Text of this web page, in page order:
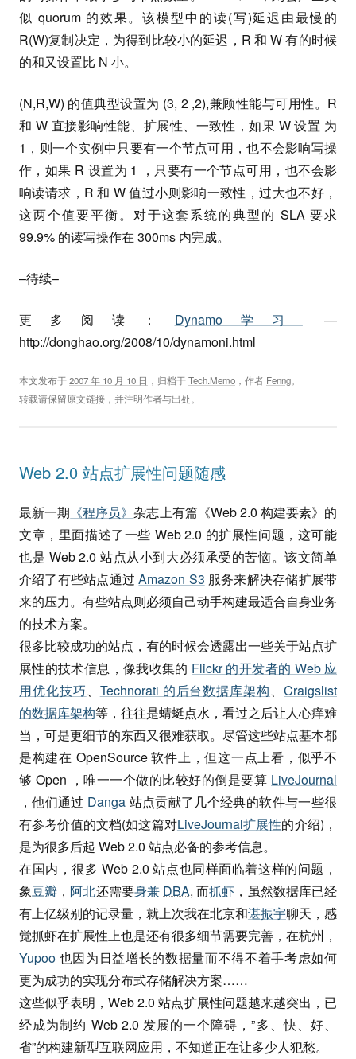
似 quorum 的效果。该模型中的读(写)延迟由最慢的
R(W)复制决定，为得到比较小的延迟，R 和 W 有的时候
的和又设置比 N 小。
(N,R,W) 的值典型设置为 (3, 2 ,2),兼顾性能与可用性。R
和 W 直接影响性能、扩展性、一致性，如果 W 设置 为
1，则一个实例中只要有一个节点可用，也不会影响写操
作，如果 R 设置为 1 ，只要有一个节点可用，也不会影
响读请求，R 和 W 值过小则影响一致性，过大也不好，
这两个值要平衡。对于这套系统的典型的 SLA 要求
99.9% 的读写操作在 300ms 内完成。
–待续–
更多阅读： Dynamo学习
—
http://donghao.org/2008/10/dynamoni.html
本文发布于2007 年 10 月 10 日 ，归档于Tech.Memo ，作者 Fenng。
转载请保留原文链接，并注明作者与出处。
Web 2.0 站点扩展性问题随感
最新一期 《程序员》杂志上有篇《Web 2.0 构建要素》的
文章，里面描述了一些 Web 2.0 的扩展性问题，这可能
也是 Web 2.0 站点从小到大必须承受的苦恼。该文简单
介绍了有些站点通过Amazon S3 服务来解决存储扩展带
来的压力。有些站点则必须自己动手构建最适合自身业务
的技术方案。
很多比较成功的站点，有的时候会透露出一些关于站点扩
展性的技术信息，像我收集的 Flickr 的开发者的 Web 应
用优化技巧、 Technorati 的后台数据库架构、 Craigslist
的数据库架构等，往往是蜻蜓点水，看过之后让人心痒难
当，可是更细节的东西又很难获取。尽管这些站点基本都
是构建在 OpenSource 软件上，但这一点上看，似乎不
够 Open ，唯一一个做的比较好的倒是要算 LiveJournal
，他们通过 Danga 站点贡献了几个经典的软件与一些很
有参考价值的文档(如这篇对LiveJournal扩展性的介绍)，
是为很多后起 Web 2.0 站点必备的参考信息。
在国内，很多 Web 2.0 站点也同样面临着这样的问题，
象豆瓣 ， 阿北还需要身兼 DBA, 而抓虾 ，虽然数据库已经
有上亿级别的记录量，就上次我在北京和谌振宇聊天，感
觉抓虾在扩展性上也是还有很多细节需要完善，在杭州，
Yupoo 也因为日益增长的数据量而不得不着手考虑如何
更为成功的实现分布式存储解决方案……
这些似乎表明，Web 2.0 站点扩展性问题越来越突出，已
经成为制约 Web 2.0 发展的一个障碍，”多、快、好、
省”的构建新型互联网应用，不知道正在让多少人犯愁。